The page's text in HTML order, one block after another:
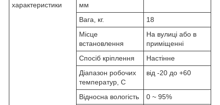
характеристики
мм
Вага, кг.
18
Місце
встановлення
На вулиці або в
приміщенні
Спосіб кріплення
Настінне
Діапазон робочих
температур, С
від -20 до +60
Відносна вологість
0 ~ 95%